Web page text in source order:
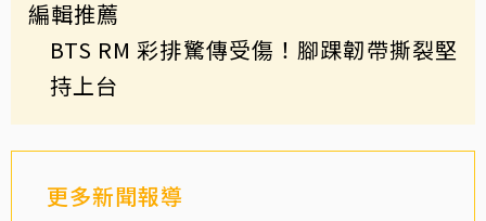
編輯推薦
BTS RM 彩排驚傳受傷！腳踝韌帶撕裂堅
持上台
更多新聞報導